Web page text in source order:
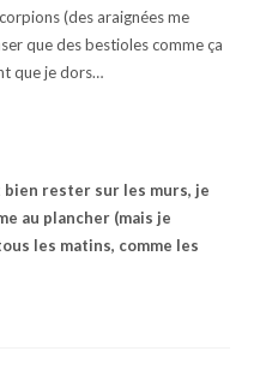
(des araignées me
que des bestioles comme ça
que je dors…
bien rester sur les murs, je
au plancher (mais je
les matins, comme les